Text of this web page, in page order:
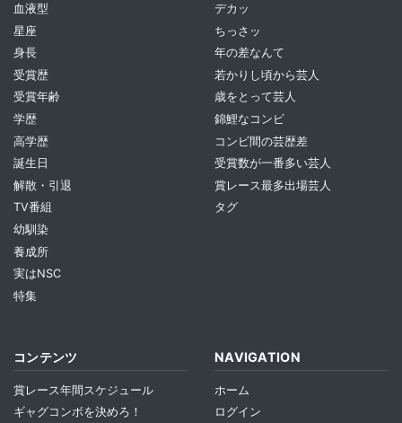
血液型
星座
身長
受賞歴
受賞年齢
学歴
高学歴
誕生日
解散・引退
TV番組
幼馴染
養成所
実はNSC
特集
デカッ
ちっさッ
年の差なんて
若かりし頃から芸人
歳をとって芸人
錦鯉なコンビ
コンビ間の芸歴差
受賞数が一番多い芸人
賞レース最多出場芸人
タグ
コンテンツ
賞レース年間スケジュール
ギャグコンボを決めろ！
NAVIGATION
ホーム
ログイン